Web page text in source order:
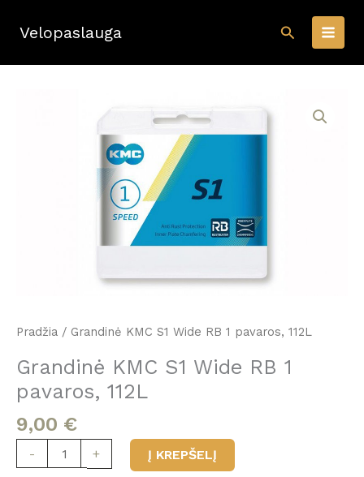
prieVelopaslauga Paieška
Pradžia / Grandinė KMC S1 Wide RB 1 pavaros, 112L
Grandinė KMC S1 Wide RB 1
pavaros, 112L
9,00 €
-
produkto
kiekis:
+ Į KREPŠELĮ